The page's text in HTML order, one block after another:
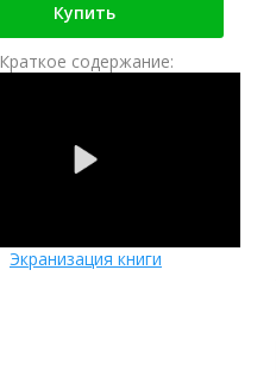
Купить
Краткое содержание:
Экранизация книги